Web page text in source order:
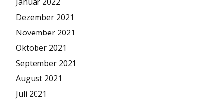
Dezember 2021
November 2021
Oktober 2021
September 2021
August 2021
Juli 2021